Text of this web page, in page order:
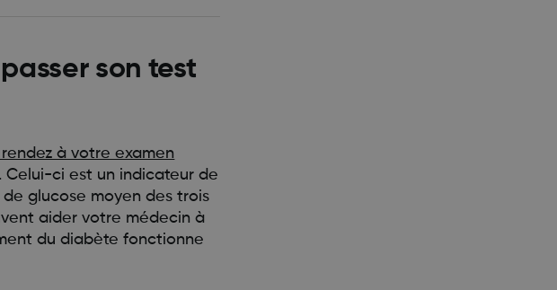
son test
à votre examen
Celui-ci est un indicateur de
glucose moyen des trois
aider votre médecin à
du diabète fonctionne